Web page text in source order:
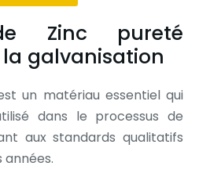
Zinc pureté
la galvanisation
un matériau essentiel qui
dans le processus de
aux standards qualitatifs
années.